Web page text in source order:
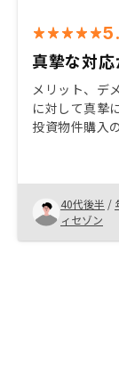
真摯な対
メリット、デ
に対して真摯
投資物件購入
物件購入に役
40代後半 /
ィセゾン